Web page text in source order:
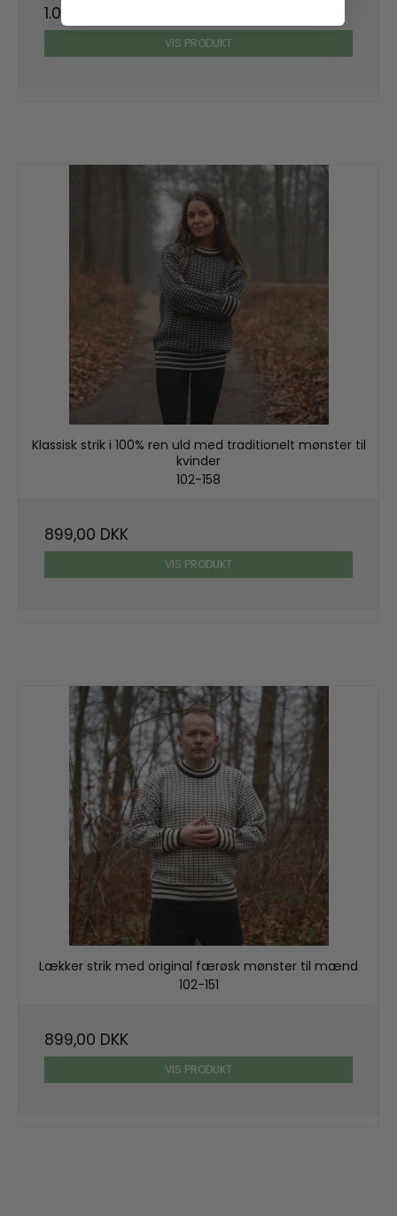
1.099,00 DKK
VIS PRODUKT
Klassisk strik i 100% ren uld med traditionelt mønster til
kvinder
102-158
899,00 DKK
VIS PRODUKT
Lækker strik med original færøsk mønster til mænd
102-151
899,00 DKK
VIS PRODUKT